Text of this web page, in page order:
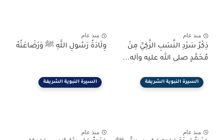
منذ عام
ذِكْرُ سَرْدِ النَّسَبِ الزَّكِيِّ مِنْ
مُحَمَّدٍ صلى الله عليه وآله...
منذ عام
وِلَادَةُ رَسُولِ اللَّهِ ﷺ وَرَضَاعَتُهُ
السيرة النبوية الشريفة
منذ عام
السيرة النبوية الشريفة
منذ عام